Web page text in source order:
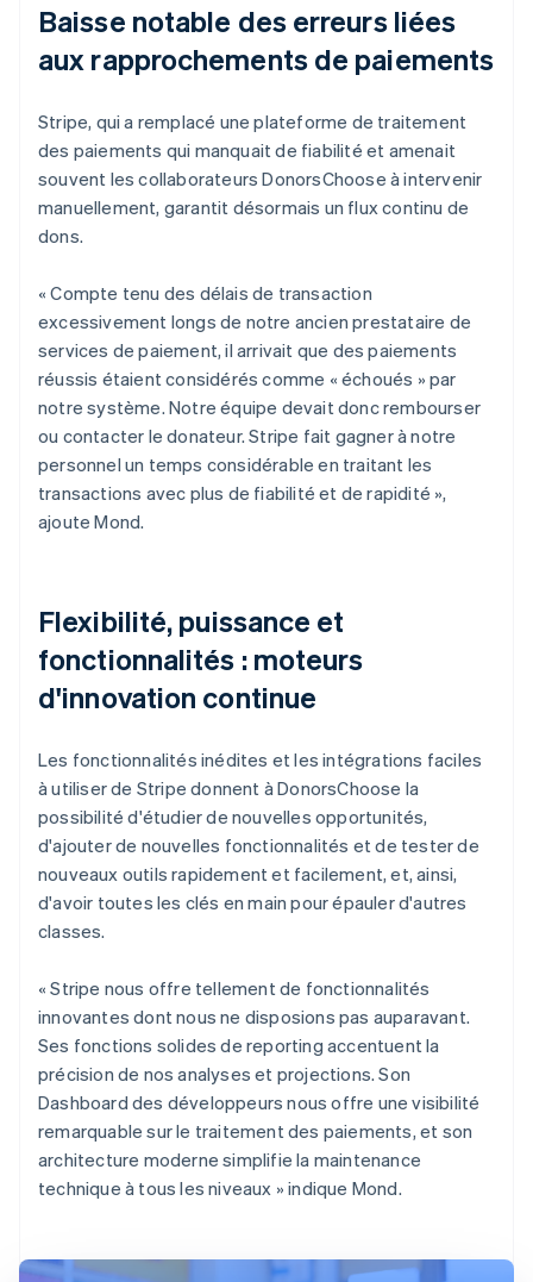
Baisse notable des erreurs liées
aux rapprochements de paiements
Stripe, qui a remplacé une plateforme de traitement
des paiements qui manquait de fiabilité et amenait
souvent les collaborateurs DonorsChoose à intervenir
manuellement, garantit désormais un flux continu de
dons.
« Compte tenu des délais de transaction
excessivement longs de notre ancien prestataire de
services de paiement, il arrivait que des paiements
réussis étaient considérés comme « échoués » par
notre système. Notre équipe devait donc rembourser
ou contacter le donateur. Stripe fait gagner à notre
personnel un temps considérable en traitant les
transactions avec plus de fiabilité et de rapidité »,
ajoute Mond.
Flexibilité, puissance et
fonctionnalités : moteurs
d'innovation continue
Les fonctionnalités inédites et les intégrations faciles
à utiliser de Stripe donnent à DonorsChoose la
possibilité d'étudier de nouvelles opportunités,
d'ajouter de nouvelles fonctionnalités et de tester de
nouveaux outils rapidement et facilement, et, ainsi,
d'avoir toutes les clés en main pour épauler d'autres
classes.
« Stripe nous offre tellement de fonctionnalités
innovantes dont nous ne disposions pas auparavant.
Ses fonctions solides de reporting accentuent la
précision de nos analyses et projections. Son
Dashboard des développeurs nous offre une visibilité
remarquable sur le traitement des paiements, et son
architecture moderne simplifie la maintenance
technique à tous les niveaux » indique Mond.